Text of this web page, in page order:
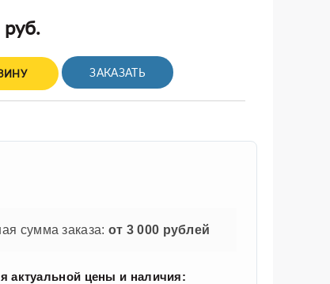
ЗАКАЗАТЬ
сумма заказа: от 3 000 рублей
актуальной цены и наличия: